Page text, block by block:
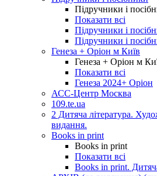
Підручники і
Показати всі
Підручники і
Підручники і
Генеза + Оріон м Київ
Генеза + Оріон м
Показати всі
Генеза 2024+ Оріон
АСС-Центр Москва
109.te.ua
2 Дитяча література.
видання.
Books in print
Books in print
Показати всі
Books in print.